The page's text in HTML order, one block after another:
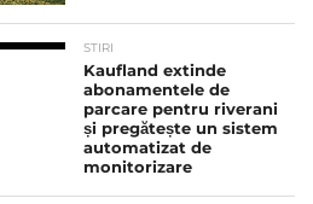
STIRI
Kaufland extinde
abonamentele de
parcare pentru riverani
și pregătește un sistem
automatizat de
monitorizare